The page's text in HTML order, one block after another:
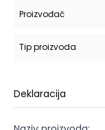
Proizvođač
Tip proizvoda
Deklaracija